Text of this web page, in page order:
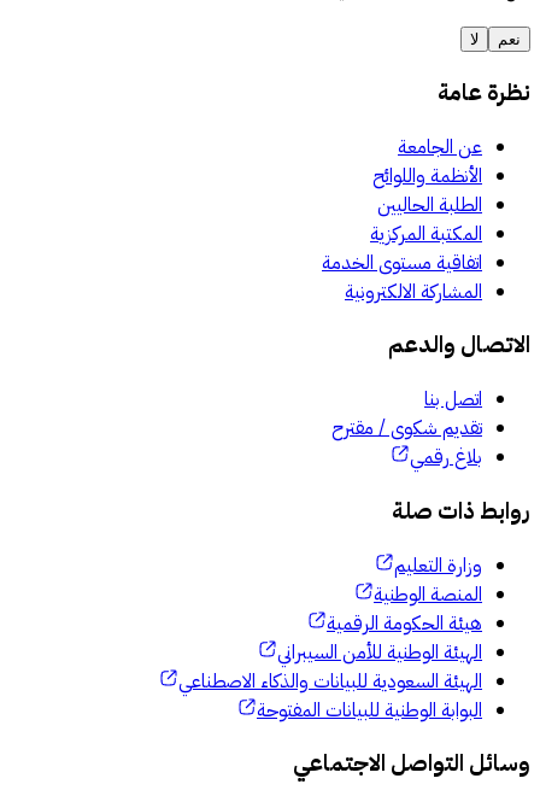
نعم لا
نظرة عامة
عن الجامعة
الأنظمة واللوائح
الطلبة الحاليين
المكتبة المركزية
اتفاقية مستوى الخدمة
المشاركة الالكترونية
الاتصال والدعم
اتصل بنا
تقديم شكوى / مقترح
بلاغ رقمي
روابط ذات صلة
وزارة التعليم
المنصة الوطنية
هيئة الحكومة الرقمية
الهيئة الوطنية للأمن السيبراني
الهيئة السعودية للبيانات والذكاء الاصطناعي
البوابة الوطنية للبيانات المفتوحة
وسائل التواصل الاجتماعي